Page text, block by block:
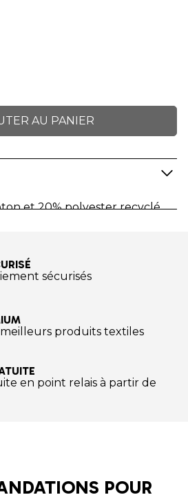
AU PANIER
et 20% polyester recyclé,
confort noir est aux
World Youth Academy.
sécurisés
produits textiles
en point relais à partir de
POUR